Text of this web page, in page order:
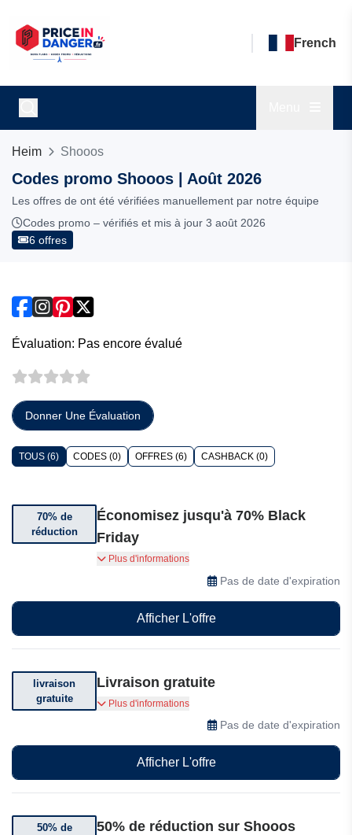
French
Heim Shooos
Codes promo Shooos | Août 2026
Les offres de ont été vérifiées manuellement par notre équipe
Codes promo – vérifiés et mis à jour 3 août 2026
6 offres
Évaluation: Pas encore évalué
Donner Une Évaluation
TOUS (6) CODES (0) OFFRES (6) CASHBACK (0)
70% de
réduction
Économisez jusqu'à 70% Black
Friday
Bénéficiez de réductions allant jusqu'à 70% sur
Plus d'informations
Pas de date d'expiration
Afficher L'offre
livraison
gratuite
Livraison gratuite
Livraison gratuite sur votre commande. Voir
Plus d'informations
Pas de date d'expiration
Afficher L'offre
50% de
50% de réduction sur Shooos